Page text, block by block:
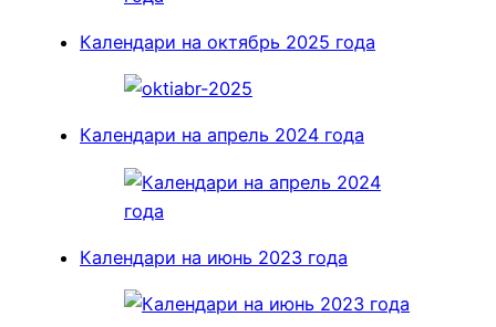
Календари на октябрь 2025 года
Календари на апрель 2024 года
Календари на июнь 2023 года